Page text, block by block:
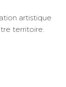
artistique
territoire.